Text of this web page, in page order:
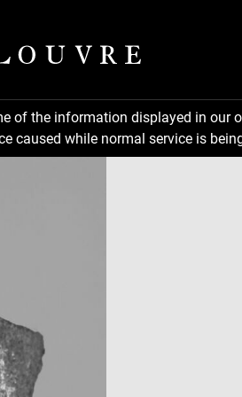
of the information displayed in
caused while normal service is